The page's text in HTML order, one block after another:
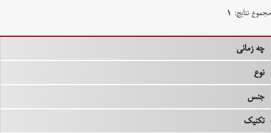
مجموع نتایج: ۱
چه زمانی
نوع
جنس
تکنیک